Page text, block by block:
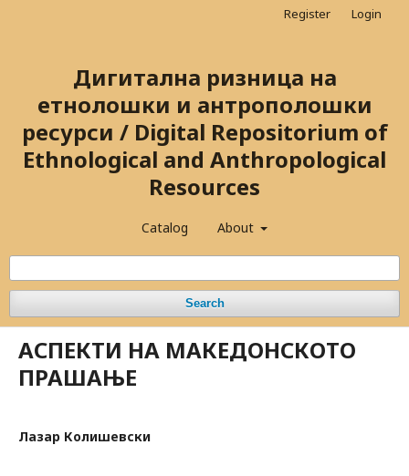
Дигитална ризница на
етнолошки и антрополошки
ресурси / Digital Repositorium of
Ethnological and Anthropological
Resources
Catalog About
Search
Register Login
АСПЕКТИ НА МАКЕДОНСКОТО
ПРАШАЊЕ
Лазар Колишевски